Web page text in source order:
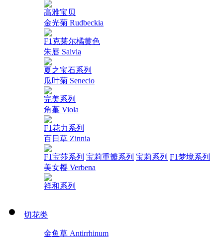
高雅宝贝
金光菊 Rudbeckia
F1克莱尔橘黄色
朱唇 Salvia
夏之宝石系列
瓜叶菊 Senecio
完美系列
角堇 Viola
F1花力系列
百日草 Zinnia
F1宝莎系列 宝莉重瓣系列 宝莉系列 F1梦境系列
美女樱 Verbena
祥和系列
切花类
金鱼草 Antirrhinum